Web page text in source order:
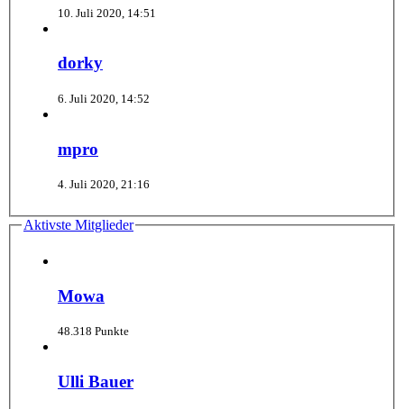
10. Juli 2020, 14:51
dorky
6. Juli 2020, 14:52
mpro
4. Juli 2020, 21:16
Aktivste Mitglieder
Mowa
48.318 Punkte
Ulli Bauer